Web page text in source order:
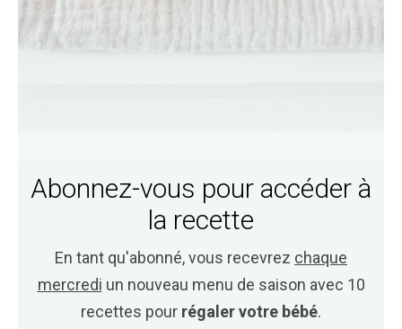
Abonnez-vous pour accéder à
la recette
En tant qu'abonné, vous recevrez chaque
mercredi un nouveau menu de saison avec 10
recettes pour régaler votre bébé.